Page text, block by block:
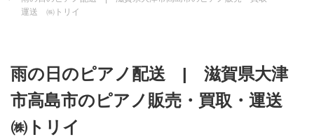
運送 ㈱トリイ
雨の日のピアノ配送 | 滋賀県大津
市高島市のピアノ販売・買取・運送
㈱トリイ